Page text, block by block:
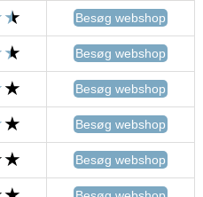
Besøg webshop
Besøg webshop
Besøg webshop
Besøg webshop
Besøg webshop